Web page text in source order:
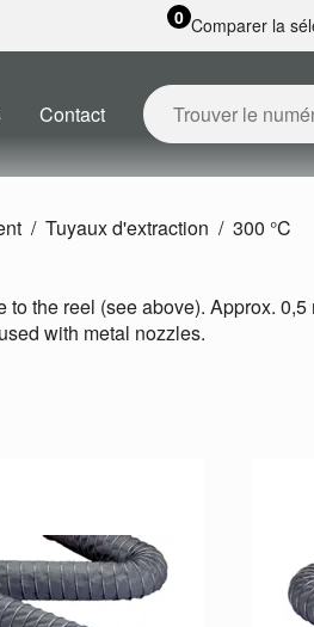
0 Comparer la
Contact
Tuyaux d'extraction 300 °C
the reel (see above). Approx.
with metal nozzles.